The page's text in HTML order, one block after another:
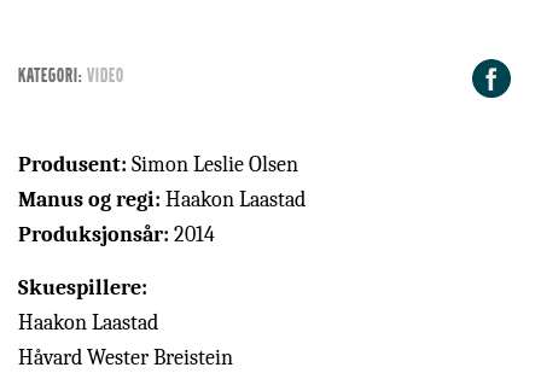
KATEGORI: Video
Produsent: Simon Leslie Olsen
Manus og regi: Haakon Laastad
Produksjonsår: 2014
Skuespillere:
Haakon Laastad
Håvard Wester Breistein